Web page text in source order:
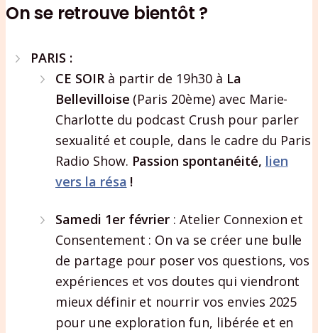
On se retrouve bientôt ?
PARIS :
CE SOIRà partir de 19h30 à La
Bellevilloise (Paris 20ème) avec Marie-
Charlotte du podcast Crush pour parler
sexualité et couple, dans le cadre du Paris
Radio Show. Passion spontanéité, lien
vers la résa !
Samedi 1er février : Atelier Connexion et
Consentement : On va se créer une bulle
de partage pour poser vos questions, vos
expériences et vos doutes qui viendront
mieux définir et nourrir vos envies 2025
pour une exploration fun, libérée et en